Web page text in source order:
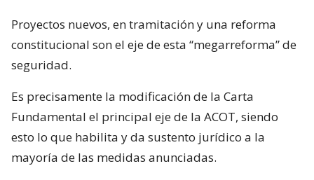
Proyectos nuevos, en tramitación y una reforma
constitucional son el eje de esta “megarreforma” de
seguridad.
Es precisamente la modificación de la Carta
Fundamental el principal eje de la ACOT, siendo
esto lo que habilita y da sustento jurídico a la
mayoría de las medidas anunciadas.